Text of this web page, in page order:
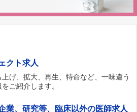
クト求人
上げ、拡大、再生、特命など、一味違う
ご紹介します。
業、研究等、臨床以外の医師求人